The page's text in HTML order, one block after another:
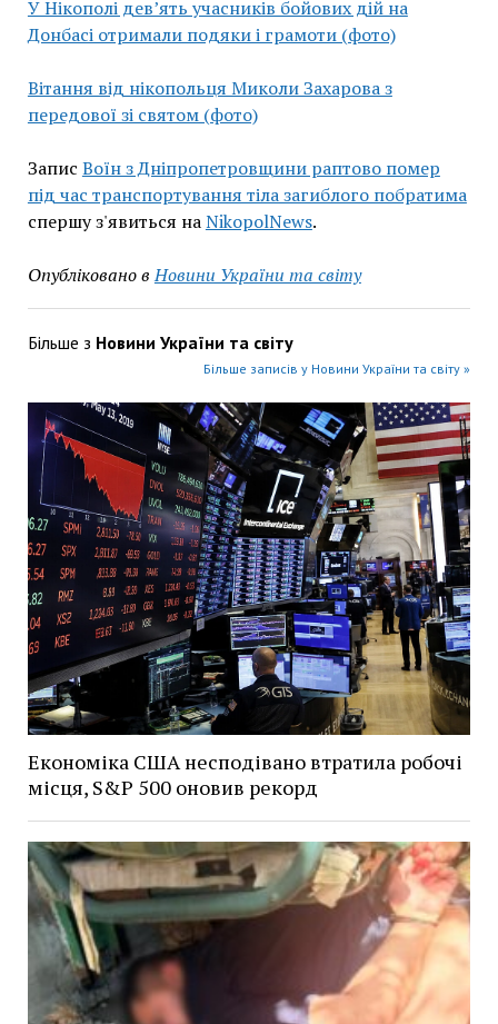
У Нікополі дев’ять учасників бойових дій на
Донбасі отримали подяки і грамоти (фото)
Вітання від нікопольця Миколи Захарова з
передової зі святом (фото)
Запис Воїн з Дніпропетровщини раптово помер
під час транспортування тіла загиблого побратима
спершу з'явиться наNikopolNews.
Опубліковано в Новини України та світу
Більше з Новини України та світу
Більше записів у Новини України та світу »
Економіка США несподівано втратила робочі
місця, S&P 500 оновив рекорд